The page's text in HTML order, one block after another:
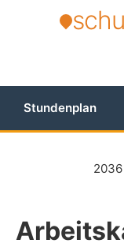
Stundenplan
2036